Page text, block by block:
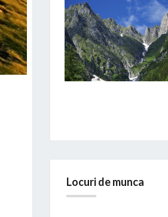
Locuri de munca